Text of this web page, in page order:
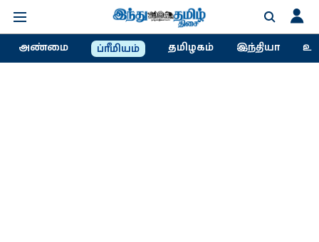
அண்மை ப்ரீமியம் தமிழகம் இந்தியா